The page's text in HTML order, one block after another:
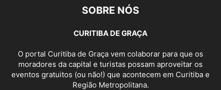
SOBRE NÓS
CURITIBA DE GRAÇA
O portal Curitiba de Graça vem colaborar para que os
moradores da capital e turistas possam aproveitar os
eventos gratuitos (ou não!) que acontecem em Curitiba e
Região Metropolitana.